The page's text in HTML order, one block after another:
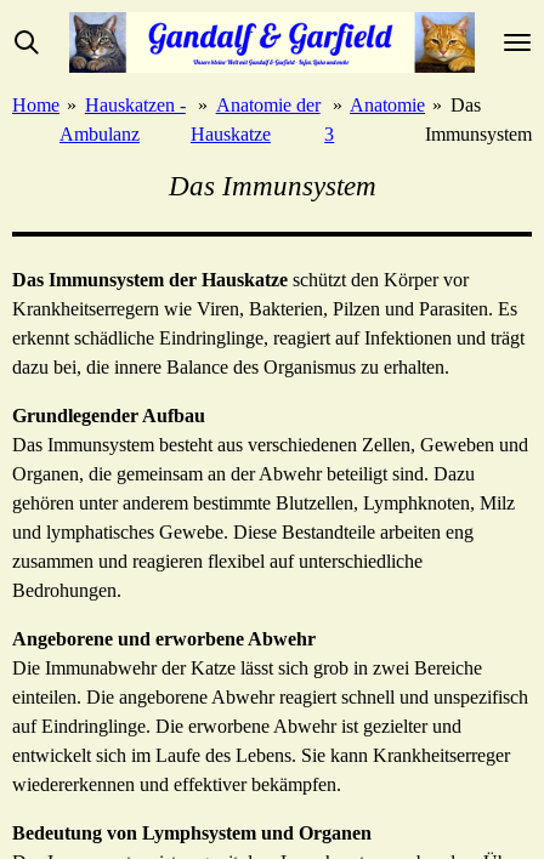
Hauptinhalt
Home » Hauskatzen -
Ambulanz
» Anatomie der
Hauskatze
» Anatomie
3
» Das
Immunsystem
Das Immunsystem
Das Immunsystem der Hauskatze schützt den Körper vor
Krankheitserregern wie Viren, Bakterien, Pilzen und Parasiten. Es
erkennt schädliche Eindringlinge, reagiert auf Infektionen und trägt
dazu bei, die innere Balance des Organismus zu erhalten.
Grundlegender Aufbau
Das Immunsystem besteht aus verschiedenen Zellen, Geweben und
Organen, die gemeinsam an der Abwehr beteiligt sind. Dazu
gehören unter anderem bestimmte Blutzellen, Lymphknoten, Milz
und lymphatisches Gewebe. Diese Bestandteile arbeiten eng
zusammen und reagieren flexibel auf unterschiedliche
Bedrohungen.
Angeborene und erworbene Abwehr
Die Immunabwehr der Katze lässt sich grob in zwei Bereiche
einteilen. Die angeborene Abwehr reagiert schnell und unspezifisch
auf Eindringlinge. Die erworbene Abwehr ist gezielter und
entwickelt sich im Laufe des Lebens. Sie kann Krankheitserreger
wiedererkennen und effektiver bekämpfen.
Bedeutung von Lymphsystem und Organen